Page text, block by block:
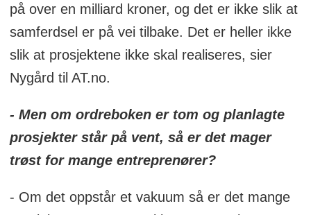
på over en milliard kroner, og det er ikke slik at
samferdsel er på vei tilbake. Det er heller ikke
slik at prosjektene ikke skal realiseres, sier
Nygård til AT.no.
- Men om ordreboken er tom og planlagte
prosjekter står på vent, så er det mager
trøst for mange entreprenører?
- Om det oppstår et vakuum så er det mange